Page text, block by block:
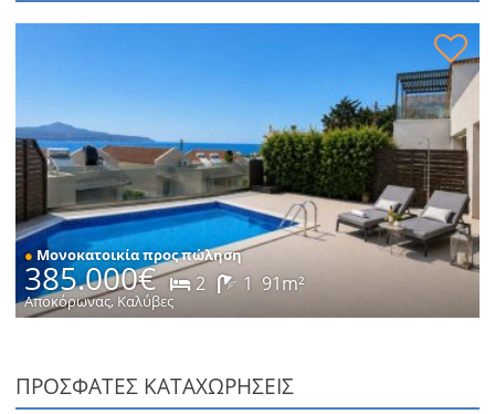
● Μονοκατοικία προς πώληση
385.000€ 2 1 91m²
Αποκόρωνας, Καλύβες
ΠΡΟΣΦΑΤΕΣ ΚΑΤΑΧΩΡΗΣΕΙΣ